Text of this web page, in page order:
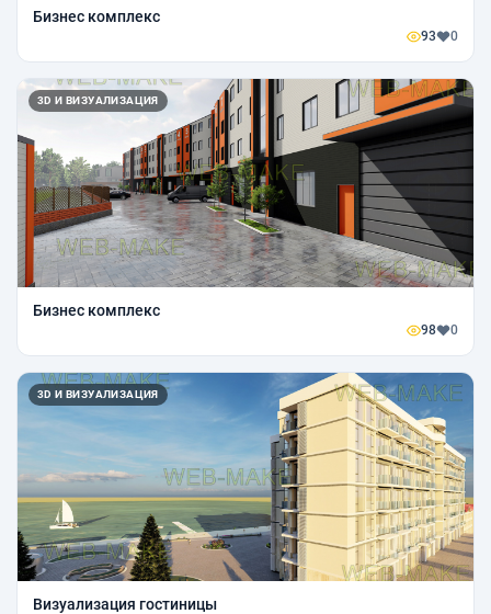
Бизнес комплекс
93 0
3D И ВИЗУАЛИЗАЦИЯ
Бизнес комплекс
98 0
3D И ВИЗУАЛИЗАЦИЯ
Визуализация гостиницы